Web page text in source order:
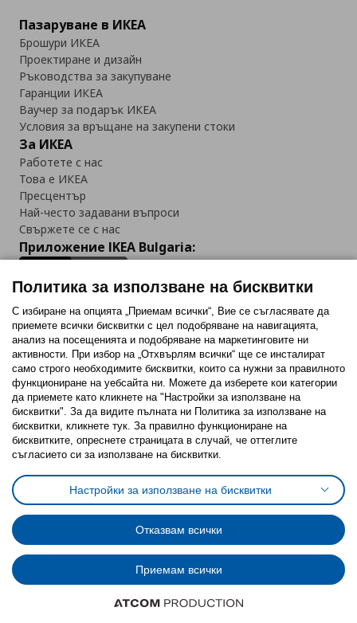
Пазаруване в ИКЕА
Брошури ИКЕА
Проектиране и дизайн
Ръководства за закупуване
Гаранции ИКЕА
Ваучер за подарък ИКЕА
Условия за връщане на закупени стоки
За ИКЕА
Работете с нас
Това е ИКЕА
Пресцентър
Най-често задавани въпроси
Свържете се с нас
Приложение IKEA Bulgaria:
Последвайте ни:
FacebookTwitterYoutubePinterestInstagram
Политика за използване на бисквитки (Cookies)
Избор на настройки за използване на бисквитки
Условия за ползване на ikea.bgОбща политика за личните данни
Политика за защита на личните данни на ikea.bg
Общи условия на програма IKEA Family
Политика за защита на лични данни на програма IKEA Family
© Inter-IKEA Systems B.V. 1999 - 2025
Политика за използване на бисквитки
С избиране на опцията „Приемам всички“, Вие се съгласявате да
приемете всички бисквитки с цел подобряване на навигацията,
анализ на посещенията и подобряване на маркетинговите ни
активности. При избор на „Отхвърлям всички“ ще се инсталират
само строго необходимитe бисквитки, които са нужни за правилното
функциониране на уебсайта ни. Можете да изберете кои категории
да приемете като кликнете на "Настройки за използване на
бисквитки". За да видите пълната ни Политика за използване на
бисквитки, кликнете тук. За правилно функциониране на
бисквитките, опреснете страницата в случай, че оттеглите
съгласието си за използване на бисквитки.
Настройки за използване на бисквитки
Отказвам всички
Приемам всички